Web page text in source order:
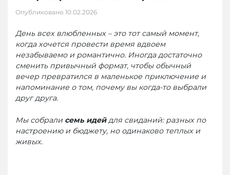
Опубликовано 10.02.2026
День всех влюбленных – это тот самый момент,
когда хочется провести время вдвоем
незабываемо и романтично. Иногда достаточно
сменить привычный формат, чтобы обычный
вечер превратился в маленькое приключение и
напоминание о том, почему вы когда-то выбрали
друг друга.
Мы собрали семь идейдля свиданий: разных по
настроению и бюджету, но одинаково теплых и
живых.